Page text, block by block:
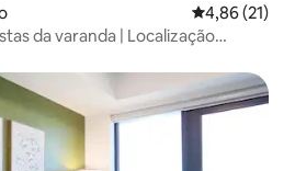
4,86 de uma
4,86 (21)
da varanda | Localização